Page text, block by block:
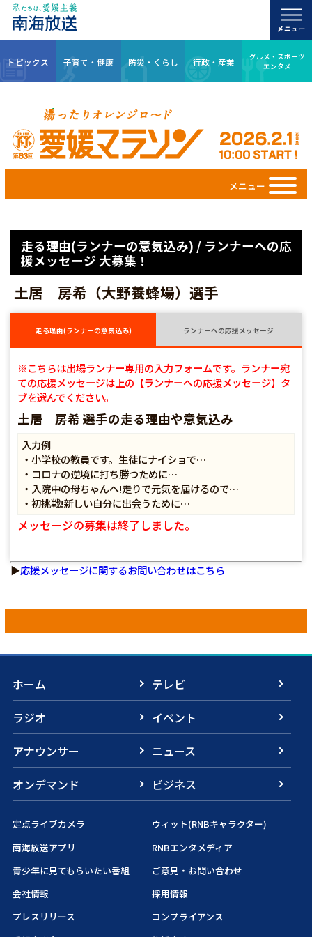
トピックス 子育て・健康 防災・くらし 行政・産業
グルメ・スポーツ
エンタメ
メニュー
走る理由(ランナーの意気込み) / ランナーへの応
援メッセージ 大募集！
土居 房希（大野養蜂場）選手
走る理由(ランナーの意気込み) ランナーへの応援メッセージ
※こちらは出場ランナー専用の入力フォームです。ランナー宛
ての応援メッセージは上の【ランナーへの応援メッセージ】タ
ブを選んでください。
土居 房希 選手の走る理由や意気込み
入力例
・小学校の教員です。生徒にナイショで…
・コロナの逆境に打ち勝つために…
・入院中の母ちゃんへ!走りで元気を届けるので…
・初挑戦!新しい自分に出会うために…
メッセージの募集は終了しました。
▶応援メッセージに関するお問い合わせはこちら
ホーム
テレビ
ラジオ
イベント
アナウンサー
ニュース
オンデマンド
ビジネス
定点ライブカメラ
ウィット(RNBキャラクター)
南海放送アプリ
RNBエンタメディア
青少年に見てもらいたい番組
ご意見・お問い合わせ
会社情報
採用情報
プレスリリース
コンプライアンス